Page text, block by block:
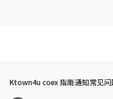
Ktown4u coex 指南通知常见问